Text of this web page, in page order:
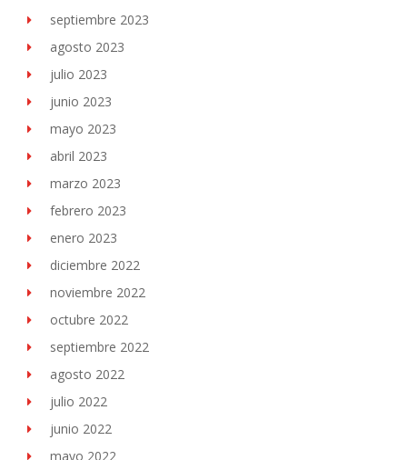
septiembre 2023
agosto 2023
julio 2023
junio 2023
mayo 2023
abril 2023
marzo 2023
febrero 2023
enero 2023
diciembre 2022
noviembre 2022
octubre 2022
septiembre 2022
agosto 2022
julio 2022
junio 2022
mayo 2022